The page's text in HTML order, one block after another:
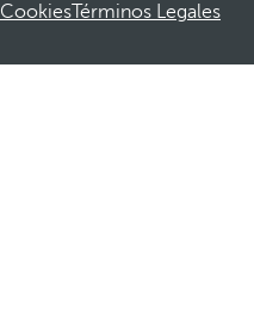
CookiesTérminos Legales